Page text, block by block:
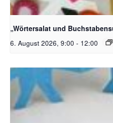
Bildquelle_ Pixabay
„Wörtersalat und
6. August 2026, 9:00 - 12:00